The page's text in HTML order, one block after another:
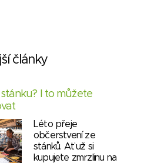
články
I to můžete
Léto přeje
občerstvení ze
stánků. Ať už si
kupujete zmrzlinu na